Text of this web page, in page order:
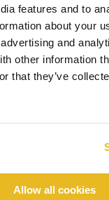
features and to
about your
and
other information
that they’ve
Allow all cookies